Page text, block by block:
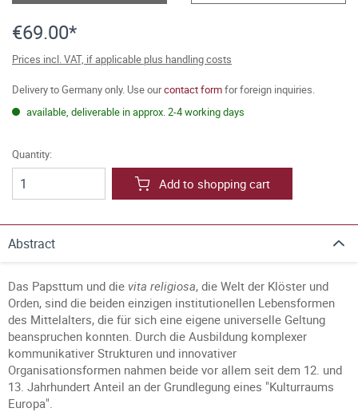
€69.00*
Prices incl. VAT, if applicable plus handling costs
Delivery to Germany only. Use ourcontact formfor foreign inquiries.
available, deliverable in approx. 2-4 working days
Quantity:
Add to shopping cart
Abstract
Das Papsttum und die vita religiosa, die Welt der Klöster und
Orden, sind die beiden einzigen institutionellen Lebensformen
des Mittelalters, die für sich eine eigene universelle Geltung
beanspruchen konnten. Durch die Ausbildung komplexer
kommunikativer Strukturen und innovativer
Organisationsformen nahmen beide vor allem seit dem 12. und
13. Jahrhundert Anteil an der Grundlegung eines "Kulturraums
Europa".